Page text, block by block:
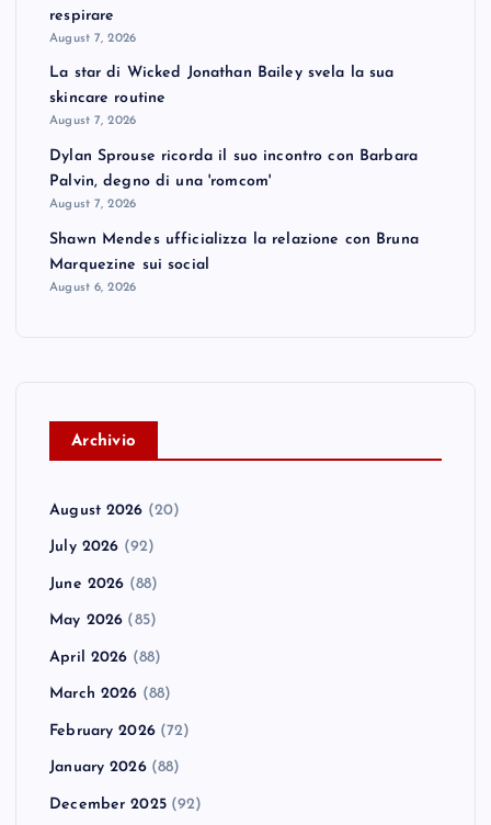
respirare
August 7, 2026
La star di Wicked Jonathan Bailey svela la sua
skincare routine
August 7, 2026
Dylan Sprouse ricorda il suo incontro con Barbara
Palvin, degno di una 'romcom'
August 7, 2026
Shawn Mendes ufficializza la relazione con Bruna
Marquezine sui social
August 6, 2026
Archivio
August 2026 (20)
July 2026 (92)
June 2026 (88)
May 2026 (85)
April 2026 (88)
March 2026 (88)
February 2026(72)
January 2026(88)
December 2025(92)